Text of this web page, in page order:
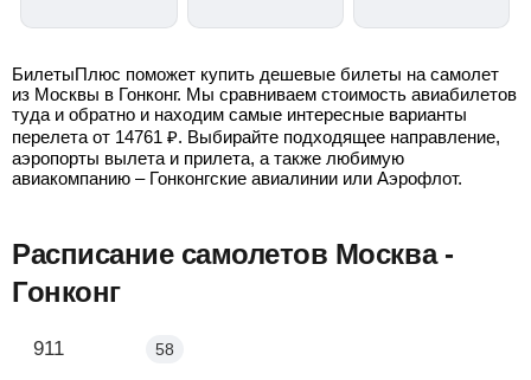
БилетыПлюс поможет купить дешевые билеты на самолет
из Москвы в Гонконг. Мы сравниваем стоимость авиабилетов
туда и обратно и находим самые интересные варианты
перелета от 14761 ₽. Выбирайте подходящее направление,
аэропорты вылета и прилета, а также любимую
авиакомпанию – Гонконгские авиалинии или Аэрофлот.
Расписание самолетов Москва -
Гонконг
Москва - Гонконг
911 58